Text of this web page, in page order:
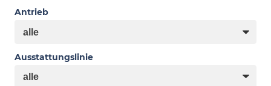
Antrieb
Ausstattungslinie